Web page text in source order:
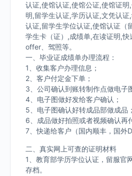
认证,使馆认证,使馆公证,使馆证明
明,留学生认证,学历认证,文凭认
认证,留学生学位认证,使馆认证（
学生卡（证）,成绩单,在读证明,快
offer、驾照等。
一、毕业证成绩单办理流程：
1、收集客户办理信息；
2、客户付定金下单；
3、公司确认到账转制作点做电子
4、电子图做好发给客户确认；
5、电子图确认好转成品部做成品；
6、成品做好拍照或者视频确认再
7、快递给客户（国内顺丰，国外
二、真实网上可查的证明材料
1、教育部学历学位认证，留服官
存档。